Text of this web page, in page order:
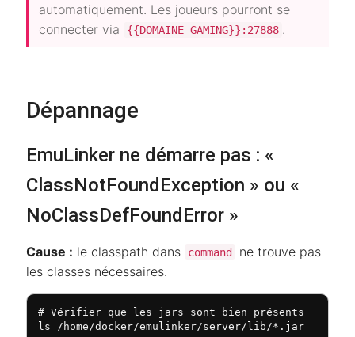
automatiquement. Les joueurs pourront se
connecter via
{{DOMAINE_GAMING}}:27888 .
Dépannage
EmuLinker ne démarre pas : «
ClassNotFoundException » ou «
NoClassDefFoundError »
Cause : le classpath dans command
ne trouve pas
les classes nécessaires.
# Vérifier que les jars sont bien présents
ls /home/docker/emulinker/server/lib/*.jar